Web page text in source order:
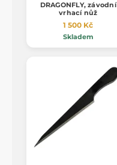
DRAGONFLY, závodní
vrhací nůž
1 500 Kč
Skladem